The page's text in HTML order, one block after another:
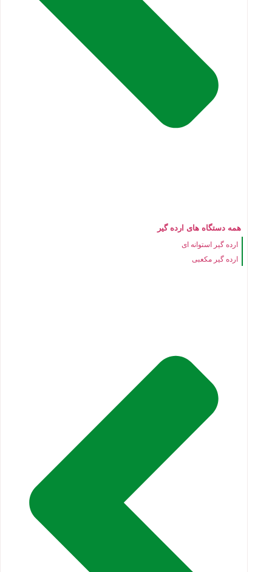
همه دستگاه های ارده گیر
ارده گیر استوانه ای
ارده گیر مکعبی